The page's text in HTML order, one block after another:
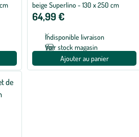
beige Superlino - 130 x 250 cm
64,99 €
Indisponible livraison
Voir stock magasin
Ajouter au panier